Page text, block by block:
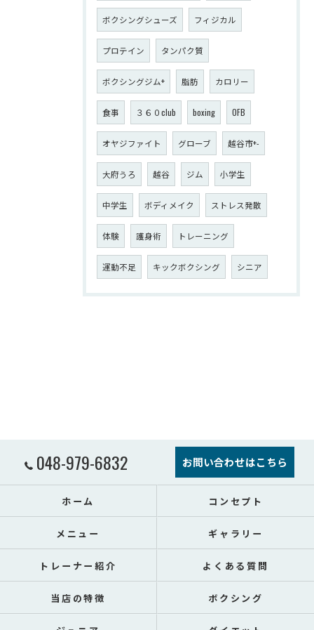
ボクシングシューズ フィジカル
プロテイン タンパク質
ボクシングジム+ 脂肪 カロリー
食事 ３６０club boxing OFB
オヤジファイト グローブ 越谷市+-
大府うろ 越谷 ジム 小学生
中学生 ボディメイク ストレス発散
体験 護身術 トレーニング
運動不足 キックボクシング シニア
048-979-6832 お問い合わせはこちら
ホーム コンセプト
メニュー ギャラリー
トレーナー紹介 よくある質問
当店の特徴 ボクシング